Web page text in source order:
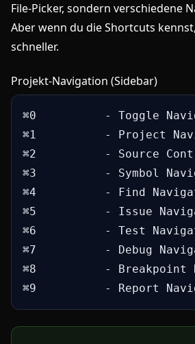
File-Picker, sondern verschiedene
Aber wenn du die Shortcuts
schneller.
Projekt-Navigation (Sidebar)
⌘0          - Toggle
⌘1          - Project
⌘2          - Source
⌘3          - Symbol
⌘4          - Find
⌘5          - Issue
⌘6          - Test
⌘7          - Debug
⌘8          - Breakpoint
⌘9          - Report